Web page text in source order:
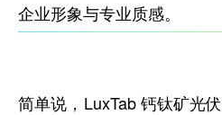
企业形象与专业质感。
简单说，LuxTab 钙钛矿光